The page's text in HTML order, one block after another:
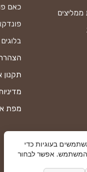
כאם
בלוגים
מפת
ממליצים
בעוגיות כדי
המשתמש. אפשר לבחור